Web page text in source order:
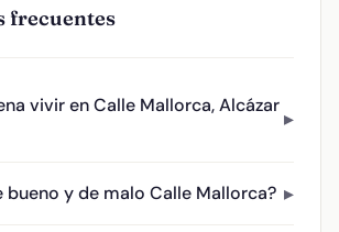
frecuentes
vivir en Calle Mallorca, Alcázar
bueno y de malo Calle Mallorca?